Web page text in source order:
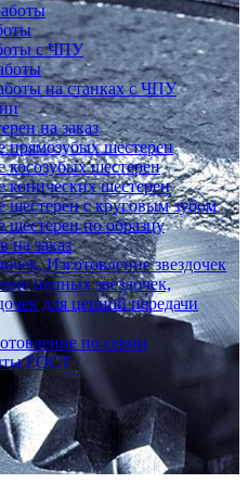
с ЧПУ
на станках с ЧПУ
на заказ
прямозубых шестерен
косозубых шестерен
конических шестерен
шестерен с круговым зубом
шестерен по образцу
на заказ
Изготовление звездочек
цепных звездочек,
для цепной передачи
по серии
ГОСТ